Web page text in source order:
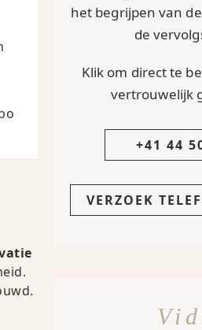
het begrijpen van
de
Klik om direct te
vertrouwelijk
+41 44
VERZOEK